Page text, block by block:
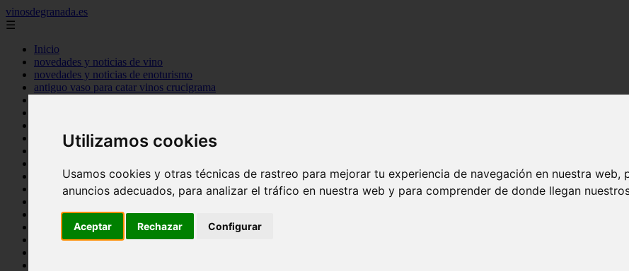
Utilizamos cookies
Usamos cookies y otras técnicas de rastreo para mejorar tu experiencia de navegación en nuestra
anuncios adecuados, para analizar el tráfico en nuestra web y para comprender de donde llegan
Aceptar Rechazar Configurar
vinosdegranada.es
☰
Inicio
novedades y noticias de vino
novedades y noticias de enoturismo
antiguo vaso para catar vinos crucigrama
Sevilla - sevilla
Barcelona - barcelona
Santa-cruz-de-tenerife - guía-de-isora
La-rioja - casalarreina
Almería - roquetas-de-mar